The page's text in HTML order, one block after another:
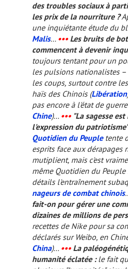
des troubles sociaux à
les prix de la nourriture ?
une inquiétante étude du
Malis... •••Les bruits de
commencent à devenir
toujours tentant pour un
les pulsions nationalistes –
les coups, surtout contre
haïs des Chinois (Libération
pas encore à l'état de
Chine)... •••"La sagesse est
l'expression du
Quotidien du Peupletente
esprits face aux dérapages
mutiplient, mais c'est
même Quotidien du Peuple
détails l'entraînement
nageurs de combat chinois
fait-on pour gérer une
dizaines de millions de
recettes de Nike pour sa
déclarés sur Weibo, en
China)... •••La
humanité éclatée :le fait